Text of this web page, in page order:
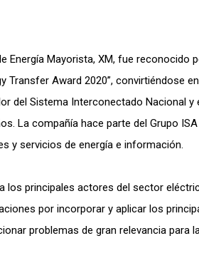
Energía Mayorista, XM, fue reconocido
Transfer Award 2020”, convirtiéndose
del Sistema Interconectado Nacional y
La compañía hace parte del Grupo
y servicios de energía e información.
los principales actores del sector
por incorporar y aplicar los
problemas de gran relevancia para